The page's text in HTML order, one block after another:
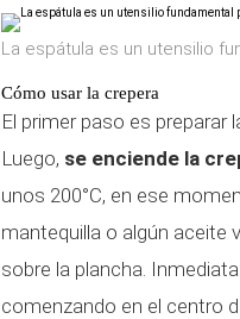
La espátula es un utensilio
Cómo usar la crepera
El primer paso es preparar
Luego, se enciende la
unos 200°C, en ese
mantequilla o algún aceite
sobre la plancha.
comenzando en el centro